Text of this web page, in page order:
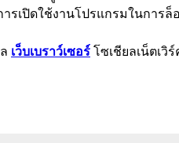
รเปิดใช้งานโปรแกรมในการล็
เว็บเบราว์เซอร์ โซเชียลเน็ตเวิ